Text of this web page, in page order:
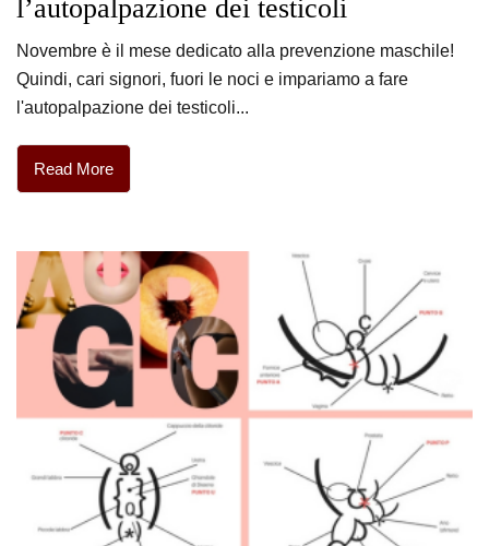
l’autopalpazione dei testicoli
Novembre è il mese dedicato alla prevenzione maschile!
Quindi, cari signori, fuori le noci e impariamo a fare
l'autopalpazione dei testicoli...
Read More